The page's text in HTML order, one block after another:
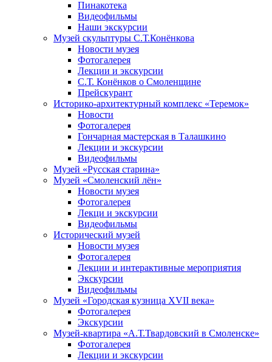
Пинакотека
Видеофильмы
Наши экскурсии
Музей скульптуры С.Т.Конёнкова
Новости музея
Фотогалерея
Лекции и экскурсии
С.Т. Конёнков о Смоленщине
Прейскурант
Историко-архитектурный комплекс «Теремок»
Новости
Фотогалерея
Гончарная мастерская в Талашкино
Лекции и экскурсии
Видеофильмы
Музей «Русская старина»
Музей «Смоленский лён»
Новости музея
Фотогалерея
Лекци и экскурсии
Видеофильмы
Исторический музей
Новости музея
Фотогалерея
Лекции и интерактивные мероприятия
Экскурсии
Видеофильмы
Музей «Городская кузница XVII века»
Фотогалерея
Экскурсии
Музей-квартира «А.Т.Твардовский в Смоленске»
Фотогалерея
Лекции и экскурсии